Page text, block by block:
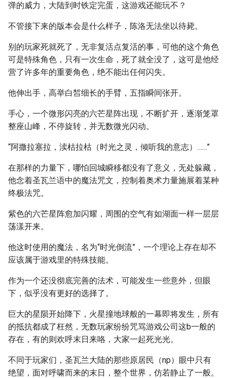
弹的威力，大陆到时铁定完蛋，这游戏还能玩不？
不管接下来的版本会是什么样子，陈洛无法坐以待毙。
别的玩家死就死了，无非复活点复活的事，可他的这个角色
可是特殊角色，只有一次生命，死了就全没了，这可是他经
营了许多年的重要角色，绝不能出任何闪失。
他伸出手，高举白皙细长的手臂，五指瞬间张开。
手心，一个微形闪亮的六芒星阵出现，不断扩开，逐渐笼罩
整座山峰，不停旋转，并无数微光闪动。
“阿撒拉塞拉，渎枯拉枯（时光之灵，倾听我的意志）……”
在那样的力量下，哪怕回城瞬移都没有了意义，无处躲藏，
他念着圣瓦兰语中的魔法咒文，控制着奥术力量施展着某种
终极法咒。
紫色的六芒星阵愈加闪耀，周围的空气有如湖面一样一层层
荡漾开来。
他这时使用的魔法，名为“时光倒流”，一个理论上存在却不
应该属于游戏里的特殊技能。
作为一个还没彻底完善的法术，可能发生一些意外，但眼
下，似乎没有更好的选择了。
巨大的星陨开始降下，火星撞地球般的一幕即将发生，所有
的抵抗都成了枉然，无数玩家纷纷咒骂游戏公司这b一般的
存在，有的则欢呼末日来咯，大家一起死光光。
不同于玩家们，圣瓦兰大陆的那些原居民（np）眼中只有
绝望，面对呼啸而来的末日，整个世界，仿若静止了一般。